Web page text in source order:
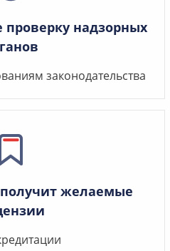
надзорных
законодательства
желаемые